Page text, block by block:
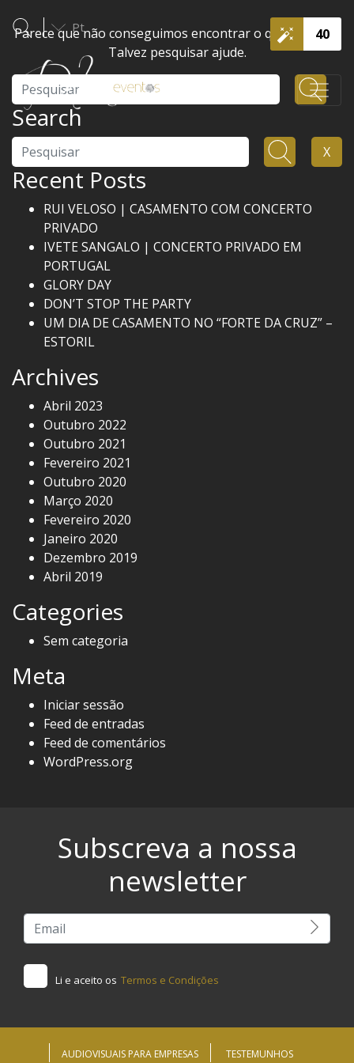
40
Pt
Parece que não conseguimos encontrar o que procura.
Talvez pesquisar ajude.
Search
Pesquisar X
Recent Posts
RUI VELOSO | CASAMENTO COM CONCERTO
PRIVADO
IVETE SANGALO | CONCERTO PRIVADO EM
PORTUGAL
GLORY DAY
DON’T STOP THE PARTY
UM DIA DE CASAMENTO NO “FORTE DA CRUZ” –
ESTORIL
Archives
Abril 2023
Outubro 2022
Outubro 2021
Fevereiro 2021
Outubro 2020
Março 2020
Fevereiro 2020
Janeiro 2020
Dezembro 2019
Abril 2019
Categories
Sem categoria
Meta
Iniciar sessão
Feed de entradas
Feed de comentários
WordPress.org
Subscreva a nossa
newsletter
Li e aceito os Termos e Condições
AUDIOVISUAIS PARA EMPRESAS TESTEMUNHOS